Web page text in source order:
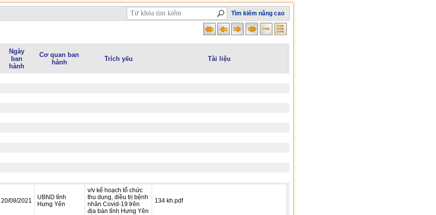
Tìm kiếm nâng cao
Ngày
ban
hành
Cơ quan ban
hành
Trích yếu Tài liệu
20/08/2021
UBND tỉnh
Hưng Yên
v/v kế hoạch tổ chức
thu dung, điều trị bệnh
nhân Covid-19 trên
địa bàn tỉnh Hưng Yên
134 kh.pdf